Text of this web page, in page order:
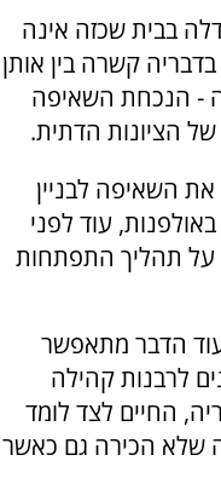
בבית שכזה אינה
קשרה בין אותן
- הנכחת השאיפה
הציונות הדתית.
את השאיפה לבניין
עוד לפני
על תהליך התפתחות
הדבר מתאפשר
לרבנות קהילה
החיים לצד לומד
שלא הכירה גם כאשר